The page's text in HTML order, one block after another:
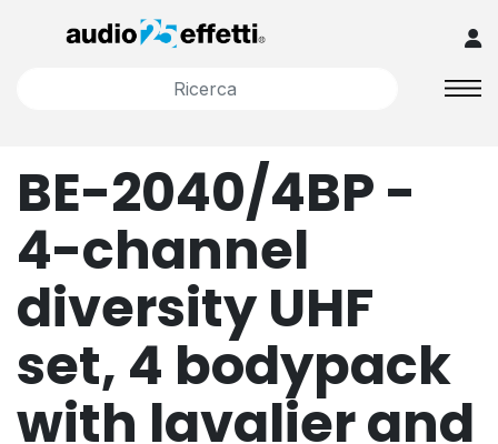
BE-2040/4BP -
4-channel
diversity UHF
set, 4 bodypack
with lavalier and